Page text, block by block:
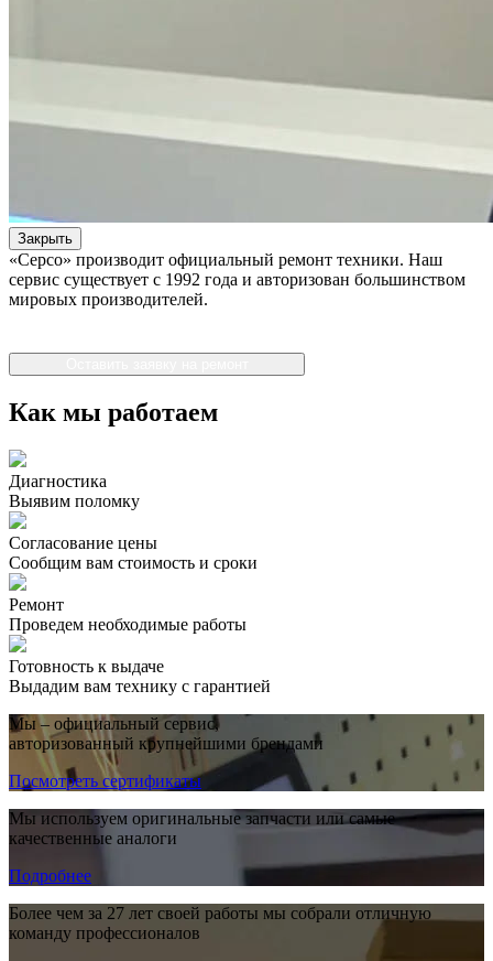
Закрыть
«Серсо» производит официальный ремонт техники. Наш
сервис существует с 1992 года и авторизован большинством
мировых производителей.
Как мы работаем
Диагностика
Выявим поломку
Согласование цены
Сообщим вам стоимость и сроки
Ремонт
Проведем необходимые работы
Готовность к выдаче
Выдадим вам технику с гарантией
Мы – официальный сервис,
авторизованный крупнейшими брендами
Посмотреть сертификаты
Мы используем оригинальные запчасти или самые
качественные аналоги
Подробнее
Более чем за 27 лет своей работы мы собрали отличную
команду профессионалов